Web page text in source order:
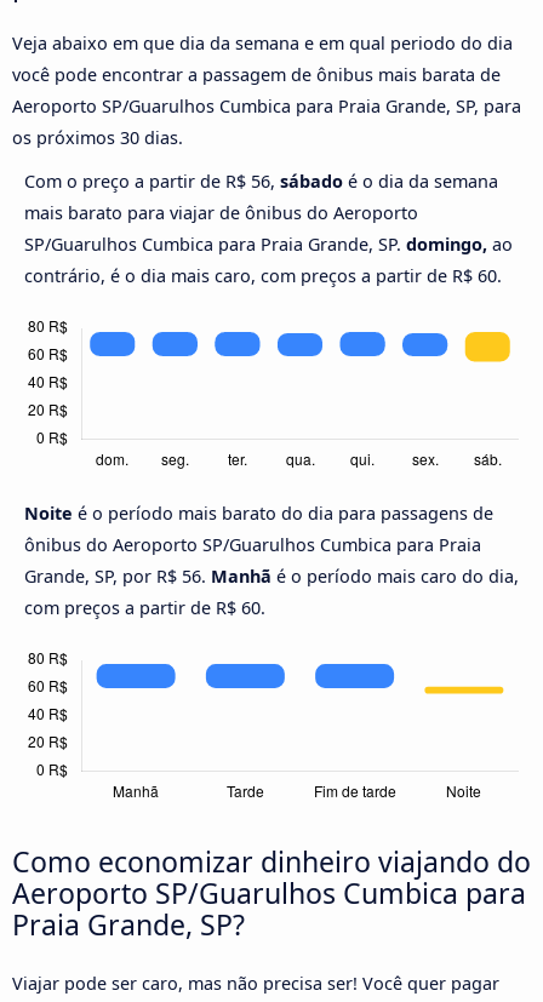
Veja abaixo em que dia da semana e em qual periodo do dia
você pode encontrar a passagem de ônibus mais barata de
Aeroporto SP/Guarulhos Cumbica para Praia Grande, SP, para
os próximos 30 dias.
Com o preço a partir de R$ 56, sábado é o dia da semana
mais barato para viajar de ônibus do Aeroporto
SP/Guarulhos Cumbica para Praia Grande, SP. domingo, ao
contrário, é o dia mais caro, com preços a partir de R$ 60.
Noite é o período mais barato do dia para passagens de
ônibus do Aeroporto SP/Guarulhos Cumbica para Praia
Grande, SP, por R$ 56. Manhã é o período mais caro do dia,
com preços a partir de R$ 60.
Como economizar dinheiro viajando do
Aeroporto SP/Guarulhos Cumbica para
Praia Grande, SP?
Viajar pode ser caro, mas não precisa ser! Você quer pagar